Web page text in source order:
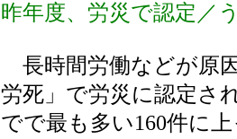
昨年度、労災で認定／
長時間労働などが原
労死」で労災に認定さ
でで最も多い160件に